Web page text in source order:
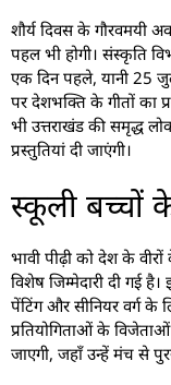
शौर्य दिवस के गौरवमयी
पहल भी होगी। संस्कृति
एक दिन पहले, यानी 25
पर देशभक्ति के गीतों का
भी उत्तराखंड की समृद्ध
प्रस्तुतियां दी जाएंगी।
स्कूली बच्चों के
भावी पीढ़ी को देश के
विशेष जिम्मेदारी दी गई
पेंटिंग और सीनियर वर्ग के
प्रतियोगिताओं के
जाएगी, जहाँ उन्हें मंच से